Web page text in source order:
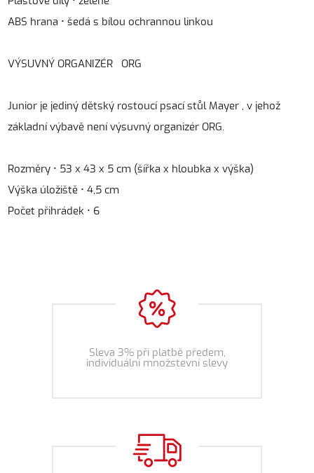
ABS hrana • šedá s bílou ochrannou linkou
VÝSUVNÝ ORGANIZÉR ORG
Junior je jediný dětský rostoucí psací stůl Mayer , v jehož
základní výbavě není výsuvný organizér ORG.
Rozměry • 53 x 43 x 5 cm (šířka x hloubka x výška)
Výška úložiště • 4,5 cm
Počet přihrádek • 6
Sleva 3% při platbě předem,
individuální množstevní slevy